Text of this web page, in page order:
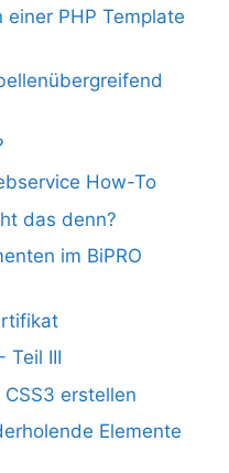
PHP Template
How-To
das denn?
im BiPRO
Teil III
erstellen
Elemente